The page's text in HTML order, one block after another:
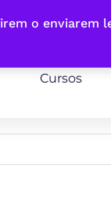
o enviarem
Cursos